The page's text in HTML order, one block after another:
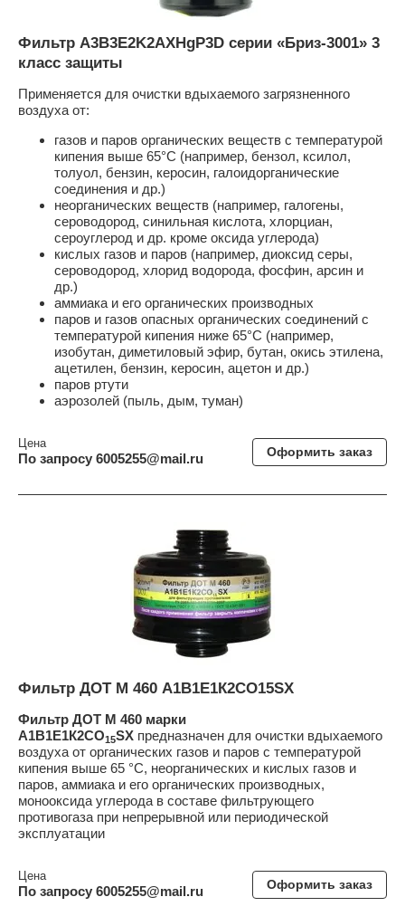
Фильтр A3B3E2K2AXHgP3D серии «Бриз-3001» 3
класс защиты
Применяется для очистки вдыхаемого загрязненного
воздуха от:
газов и паров органических веществ с температурой
кипения выше 65°С (например, бензол, ксилол,
толуол, бензин, керосин, галоидорганические
соединения и др.)
неорганических веществ (например, галогены,
сероводород, синильная кислота, хлорциан,
сероуглерод и др. кроме оксида углерода)
кислых газов и паров (например, диоксид серы,
сероводород, хлорид водорода, фосфин, арсин и
др.)
аммиака и его органических производных
паров и газов опасных органических соединений с
температурой кипения ниже 65°C (например,
изобутан, диметиловый эфир, бутан, окись этилена,
ацетилен, бензин, керосин, ацетон и др.)
паров ртути
аэрозолей (пыль, дым, туман)
Цена
По запросу 6005255@mail.ru Оформить заказ
Фильтр ДОТ М 460 А1В1Е1К2СО15SX
Фильтр ДОТ М 460 марки
А1В1Е1К2СО15SX предназначен для очистки вдыхаемого
воздуха от органических газов и паров с температурой
кипения выше 65 °С, неорганических и кислых газов и
паров, аммиака и его органических производных,
монооксида углерода в составе фильтрующего
противогаза при непрерывной или периодической
эксплуатации
Цена
По запросу 6005255@mail.ru Оформить заказ